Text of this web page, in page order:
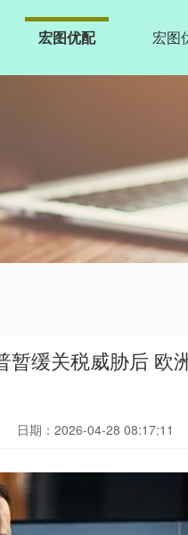
宏图优配 宏图
缓关税威胁后 欧
日期：2026-04-28 08:17:11